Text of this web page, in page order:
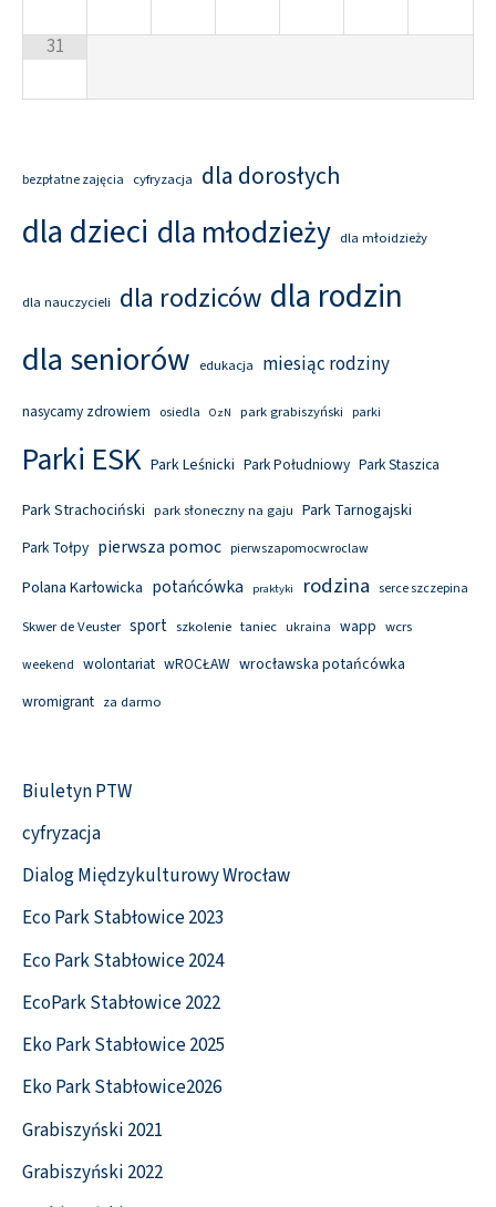
31
bezpłatne zajęcia cyfryzacja dla dorosłych
dla dzieci dla młodzieży dla młoidzieży
dla nauczycieli dla rodziców dla rodzin
dla seniorów edukacja miesiąc rodziny
nasycamy zdrowiem osiedla OzN park grabiszyński parki
Parki ESK Park Leśnicki Park Południowy Park Staszica
Park Strachociński park słoneczny na gaju Park Tarnogajski
Park Tołpy pierwsza pomoc pierwszapomocwroclaw
Polana Karłowicka potańcówka praktyki rodzina serce szczepina
Skwer de Veuster sport szkolenie taniec ukraina wapp wcrs
weekend wolontariat wROCŁAW wrocławska potańcówka
wromigrant za darmo
Biuletyn PTW
cyfryzacja
Dialog Międzykulturowy Wrocław
Eco Park Stabłowice 2023
Eco Park Stabłowice 2024
EcoPark Stabłowice 2022
Eko Park Stabłowice 2025
Eko Park Stabłowice2026
Grabiszyński 2021
Grabiszyński 2022